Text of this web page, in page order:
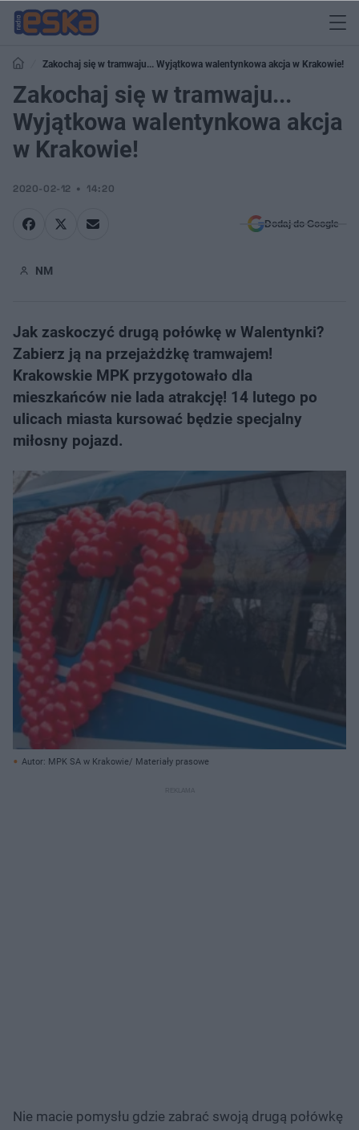
Zakochaj się w tramwaju... Wyjątkowa walentynkowa akcja w Krakowie!
Zakochaj się w tramwaju...
Wyjątkowa walentynkowa akcja
w Krakowie!
2020-02-12 14:20
Dodaj do Google
NM
Jak zaskoczyć drugą połówkę w Walentynki?
Zabierz ją na przejażdżkę tramwajem!
Krakowskie MPK przygotowało dla
mieszkańców nie lada atrakcję! 14 lutego po
ulicach miasta kursować będzie specjalny
miłosny pojazd.
Autor: MPK SA w Krakowie/ Materiały prasowe
Nie macie pomysłu gdzie zabrać swoją drugą połówkę